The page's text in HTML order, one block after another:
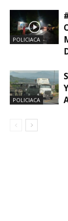
POLICIACA
POLICIACA